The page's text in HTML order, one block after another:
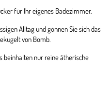
für Ihr eigenes Badezimmer.
Alltag und gönnen Sie sich das
von Bomb.
beinhalten nur reine ätherische